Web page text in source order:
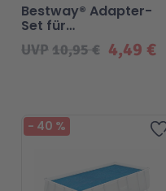
Super Mario
Aktion
Seltene Artikel
Cars
4,49 €
UVP10,95 €
Bestway® Adapter-
Set für
Schlauchanschluss
- 40 %